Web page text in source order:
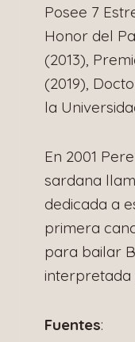
Posee 7
Honor del
(2013),
(2019),
la
En 2001
sardana
dedicada a
primera
para bailar
interpretada
Fuentes: